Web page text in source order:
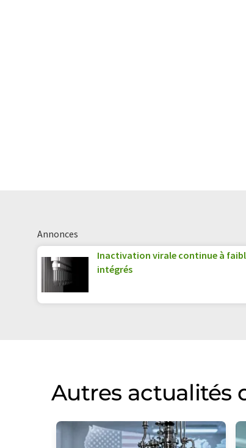
Annonces
Inactivation virale continue à
intégrés
Autres actualités